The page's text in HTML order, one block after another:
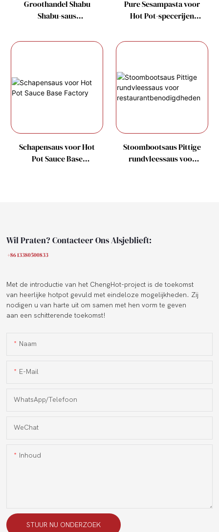
Groothandel Shabu
Shabu-saus
1715587187943791
Pure Sesampasta voor
Hot Pot-specerijen
Schapensaus voor Hot
Pot Sauce Base
Stoombootsaus Pittige
rundvleessaus voor
Wil Praten? Contacteer Ons Alsjeblieft:
+86 13380500833
Met de introductie van het ChengHot-project is de toekomst
van heerlijke hotpot gevuld met eindeloze mogelijkheden. Zij
nodigen u van harte uit om samen met hen vorm te geven
aan een schitterende toekomst!
Naam
E-Mail
WhatsApp/Telefoon
WeChat
Inhoud
STUUR NU ONDERZOEK